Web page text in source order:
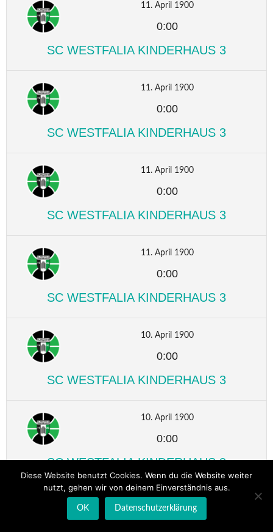
11. April 1900
0:00
SC WESTFALIA KINDERHAUS 3
11. April 1900
0:00
SC WESTFALIA KINDERHAUS 3
11. April 1900
0:00
SC WESTFALIA KINDERHAUS 3
11. April 1900
0:00
SC WESTFALIA KINDERHAUS 3
10. April 1900
0:00
SC WESTFALIA KINDERHAUS 3
10. April 1900
0:00
SC WESTFALIA KINDERHAUS 3
10. April 1900
0:00
Diese Website benutzt Cookies. Wenn du die Website weiter
nutzt, gehen wir von deinem Einverständnis aus.
OK Datenschutzerklärung